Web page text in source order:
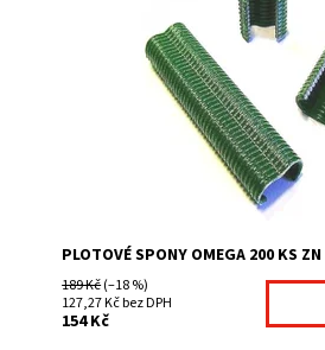
výrazně zkracuje dobu montáže
montážní příslušenství na montáž
Na centrálním
1000500-244
Fence consulting
PLOTOVÉ SPONY OMEGA 200 KS
189 Kč(–18 %)
127,27 Kč bez DPH
154 Kč